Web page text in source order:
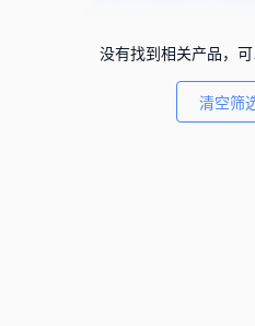
没有找到相关产品，
清空筛